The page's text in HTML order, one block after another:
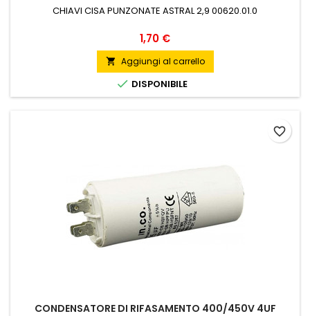
CHIAVI CISA PUNZONATE ASTRAL 2,9 00620.01.0
Prezzo
1,70 €
 Aggiungi al carrello
 DISPONIBILE
CONDENSATORE DI RIFASAMENTO 400/450V 4UF
favorite_border